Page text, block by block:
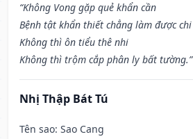
“Không Vong gặp quẻ khẩn cần
Bệnh tật khẩn thiết chẳng làm được chi
Không thì ôn tiểu thê nhi
Không thì trộm cắp phân ly bất tường.”
Nhị Thập Bát Tú
Tên sao: Sao Cang